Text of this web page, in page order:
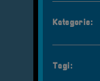
Kategorie:
Tagi: